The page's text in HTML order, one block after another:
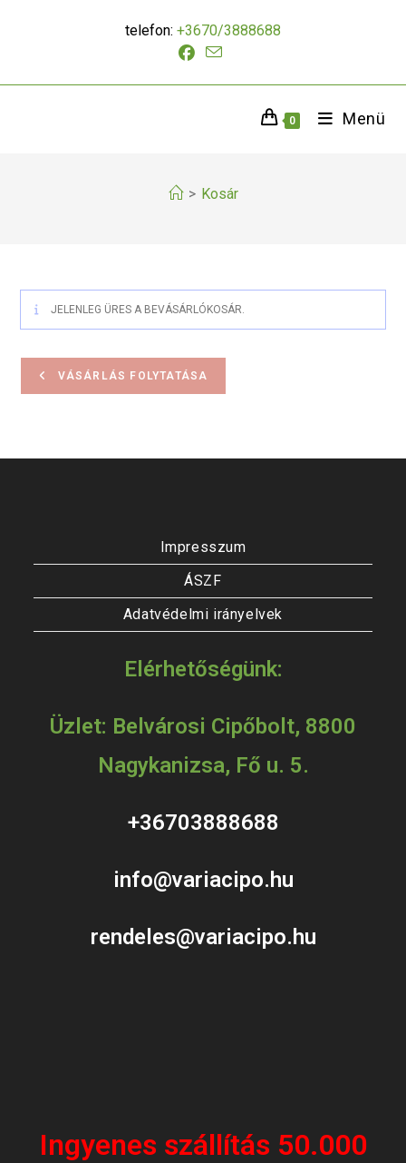
telefon: +3670/3888688
0 Menü
> Kosár
JELENLEG ÜRES A BEVÁSÁRLÓKOSÁR.
VÁSÁRLÁS FOLYTATÁSA
Impresszum
ÁSZF
Adatvédelmi irányelvek
Elérhetőségünk:
Üzlet: Belvárosi Cipőbolt, 8800
Nagykanizsa, Fő u. 5.
+36703888688
info@variacipo.hu
rendeles@variacipo.hu
Ingyenes szállítás 50.000